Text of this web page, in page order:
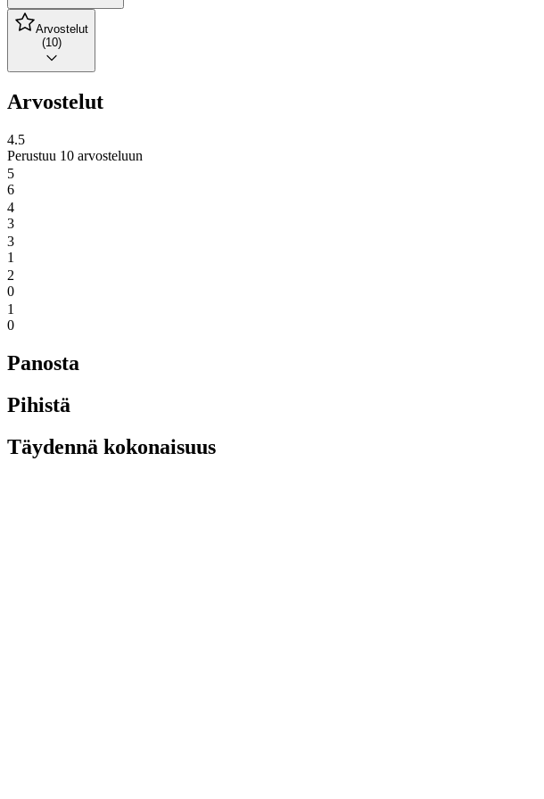
Arvostelut
(10)
Arvostelut
4.5
Perustuu 10 arvosteluun
5
6
4
3
3
1
2
0
1
0
Panosta
Pihistä
Täydennä kokonaisuus